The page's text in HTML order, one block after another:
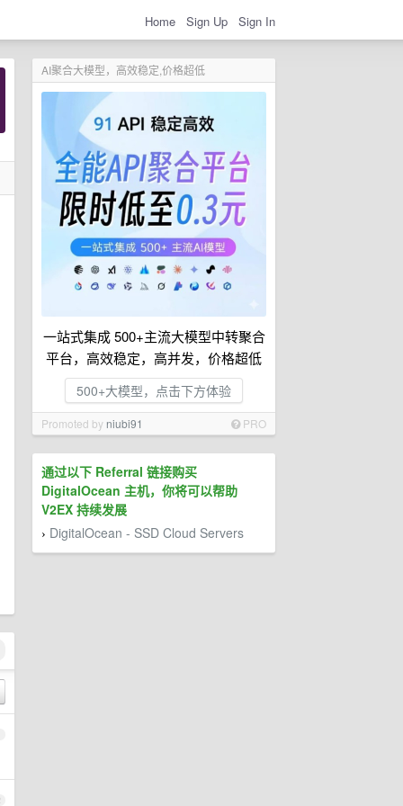
Home Sign Up Sign In
AI聚合大模型，高效稳定,价格超低
一站式集成 500+主流大模型中转聚合
平台，高效稳定，高并发，价格超低
500+大模型，点击下方体验
Promoted by niubi91 PRO
通过以下 Referral 链接购买
DigitalOcean 主机，你将可以帮助
V2EX 持续发展
› DigitalOcean - SSD Cloud Servers